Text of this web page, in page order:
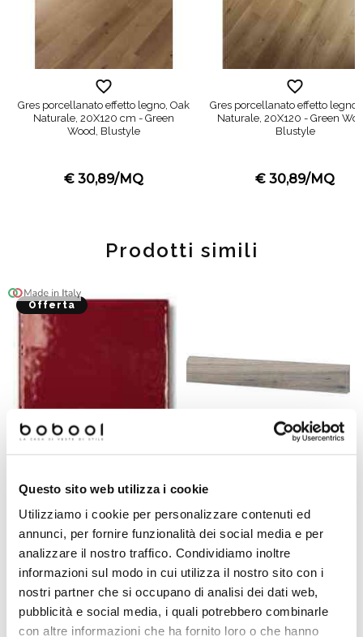
Questo sito web utilizza i cookie
Utilizziamo i cookie per personalizzare contenuti ed
annunci, per fornire funzionalità dei social media e per
analizzare il nostro traffico. Condividiamo inoltre
informazioni sul modo in cui utilizza il nostro sito con i
nostri partner che si occupano di analisi dei dati web,
pubblicità e social media, i quali potrebbero combinarle
con altre informazioni che ha fornito loro o che hanno
Gres porcellanato effetto legno, Oak
Naturale, 20X120 cm - Green
Wood, Blustyle
€ 30,89/MQ
Gres porcellanato effetto legno,
Naturale, 20X120 - Green
Blustyle
€ 30,89/MQ
Prodotti simili
Offerta
Tozzetto Bordeaux Lucido
Ottagonette 15x15 - Tonalite
€ 0,10/PZ
Battiscopa effetto legno in
7,3x60 - Barkwood,
Ceramica Sant'Agostino
Richiedi preventivo